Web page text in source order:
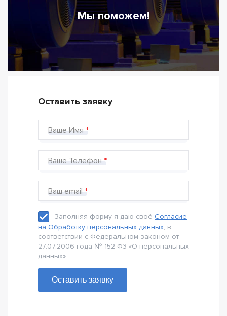
Мы поможем!
Оставить заявку
Ваше Имя
Ваше Телефон
Ваш email
Заполняя форму я даю своё Согласие
на Обработку персональных данных, в
соответствии с Федеральном законом от
27.07.2006 года № 152-Ф3 «О персональных
данных».
Оставить заявку